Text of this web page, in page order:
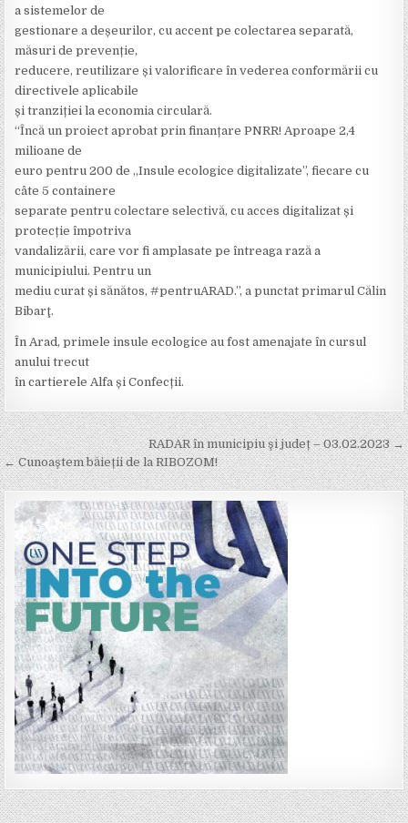
a sistemelor de
gestionare a deșeurilor, cu accent pe colectarea separată,
măsuri de prevenție,
reducere, reutilizare și valorificare în vederea conformării cu
directivele aplicabile
și tranziției la economia circulară.
“Încă un proiect aprobat prin finanțare PNRR! Aproape 2,4
milioane de
euro pentru 200 de „Insule ecologice digitalizate”, fiecare cu
câte 5 containere
separate pentru colectare selectivă, cu acces digitalizat și
protecție împotriva
vandalizării, care vor fi amplasate pe întreaga rază a
municipiului. Pentru un
mediu curat și sănătos, #pentruARAD.”, a punctat primarul Călin
Bibarţ.
În Arad, primele insule ecologice au fost amenajate în cursul
anului trecut
în cartierele Alfa și Confecții.
Post
navigation
RADAR în municipiu şi județ – 03.02.2023 →
← Cunoaştem băieții de la RIBOZOM!